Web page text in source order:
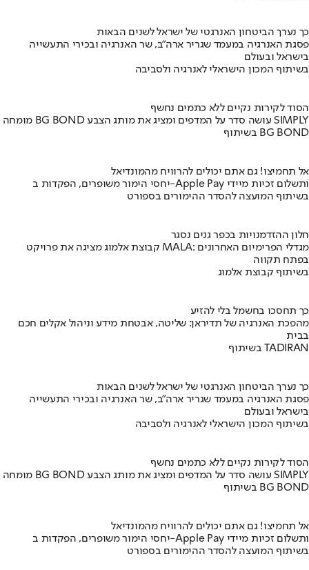
כך נערך הביטחון האנרגטי של ישראל לשנים הבאות
פסגת האנרגיה במעמד שגריר ארה"ב, שר האנרגיה ובכירי התעשייה
בישראל ובעולם
בשיתוף המכון הישראלי לאנרגיה ולסביבה
הסוד לקירות נקיים ללא כתמים נחשף
מומחה BG BOND עושה סדר על המדפים ומציג את מותג הצבע SIMPLY
בשיתוף BG BOND
אל תחמיצו! גם אתם יכולים להרוויח מהמונדיאל
יחסי הימור משופרים, הפקדות ב-Apple Pay ותשלום זכיות מיידי
בשיתוף המועצה להסדר ההימורים בספורט
חלון ההזדמנויות בכפר גנים נסגר
קבוצת אלמוג מציגה את פרויקט MALA: מגדלי הפרימיום האחרונים
בפתח תקווה
בשיתוף קבוצת אלמוג
כך תחסכו בחשמל בלי להזיע
מהפכת האנרגיה של תדיראן: שליטה, אבטחת מידע וניהול אקלים חכם
בבית
בשיתוף TADIRAN
כך נערך הביטחון האנרגטי של ישראל לשנים הבאות
פסגת האנרגיה במעמד שגריר ארה"ב, שר האנרגיה ובכירי התעשייה
בישראל ובעולם
בשיתוף המכון הישראלי לאנרגיה ולסביבה
הסוד לקירות נקיים ללא כתמים נחשף
מומחה BG BOND עושה סדר על המדפים ומציג את מותג הצבע SIMPLY
בשיתוף BG BOND
אל תחמיצו! גם אתם יכולים להרוויח מהמונדיאל
יחסי הימור משופרים, הפקדות ב-Apple Pay ותשלום זכיות מיידי
בשיתוף המועצה להסדר ההימורים בספורט